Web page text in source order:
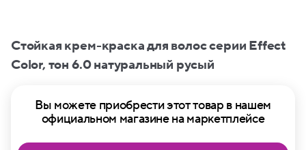
Cтойкая крем-краска для волос серии Effect
Сolor, тон 6.0 натуральный русый
Вы можете приобрести этот товар в нашем
официальном магазине на маркетплейсе